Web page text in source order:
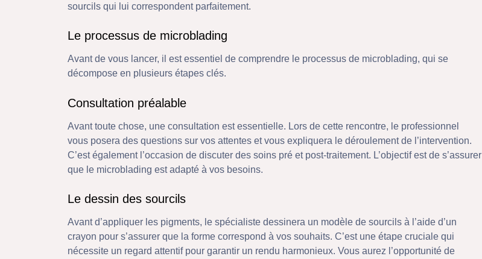
sourcils qui lui correspondent parfaitement.
Le processus de microblading
Avant de vous lancer, il est essentiel de comprendre le processus de microblading, qui se
décompose en plusieurs étapes clés.
Consultation préalable
Avant toute chose, une consultation est essentielle. Lors de cette rencontre, le professionnel
vous posera des questions sur vos attentes et vous expliquera le déroulement de l’intervention.
C’est également l’occasion de discuter des soins pré et post-traitement. L’objectif est de s’assurer
que le microblading est adapté à vos besoins.
Le dessin des sourcils
Avant d’appliquer les pigments, le spécialiste dessinera un modèle de sourcils à l’aide d’un
crayon pour s’assurer que la forme correspond à vos souhaits. C’est une étape cruciale qui
nécessite un regard attentif pour garantir un rendu harmonieux. Vous aurez l’opportunité de